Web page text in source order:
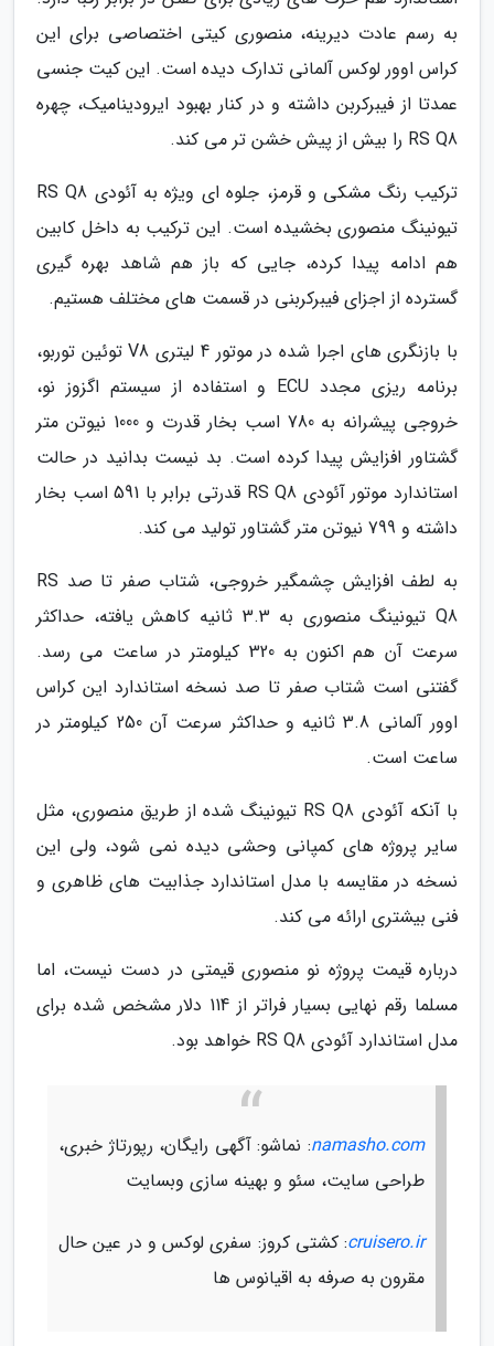
به رسم عادت دیرینه، منصوری کیتی اختصاصی برای این
کراس اوور لوکس آلمانی تدارک دیده است. این کیت جنسی
عمدتا از فیبرکربن داشته و در کنار بهبود ایرودینامیک، چهره
RS Q8 را بیش از پیش خشن تر می کند.
ترکیب رنگ مشکی و قرمز، جلوه ای ویژه به آئودی RS Q8
تیونینگ منصوری بخشیده است. این ترکیب به داخل کابین
هم ادامه پیدا کرده، جایی که باز هم شاهد بهره گیری
گسترده از اجزای فیبرکربنی در قسمت های مختلف هستیم.
با بازنگری های اجرا شده در موتور 4 لیتری V8 توئین توربو،
برنامه ریزی مجدد ECU و استفاده از سیستم اگزوز نو،
خروجی پیشرانه به 780 اسب بخار قدرت و 1000 نیوتن متر
گشتاور افزایش پیدا کرده است. بد نیست بدانید در حالت
استاندارد موتور آئودی RS Q8 قدرتی برابر با 591 اسب بخار
داشته و 799 نیوتن متر گشتاور تولید می کند.
به لطف افزایش چشمگیر خروجی، شتاب صفر تا صد RS
Q8 تیونینگ منصوری به 3.3 ثانیه کاهش یافته، حداکثر
سرعت آن هم اکنون به 320 کیلومتر در ساعت می رسد.
گفتنی است شتاب صفر تا صد نسخه استاندارد این کراس
اوور آلمانی 3.8 ثانیه و حداکثر سرعت آن 250 کیلومتر در
ساعت است.
با آنکه آئودی RS Q8 تیونینگ شده از طریق منصوری، مثل
سایر پروژه های کمپانی وحشی دیده نمی شود، ولی این
نسخه در مقایسه با مدل استاندارد جذابیت های ظاهری و
فنی بیشتری ارائه می کند.
درباره قیمت پروژه نو منصوری قیمتی در دست نیست، اما
مسلما رقم نهایی بسیار فراتر از 114 دلار مشخص شده برای
مدل استاندارد آئودی RS Q8 خواهد بود.
namasho.com: نماشو: آگهی رایگان، رپورتاژ خبری،
طراحی سایت، سئو و بهینه سازی وبسایت
cruisero.ir: کشتی کروز: سفری لوکس و در عین حال
مقرون به صرفه به اقیانوس ها